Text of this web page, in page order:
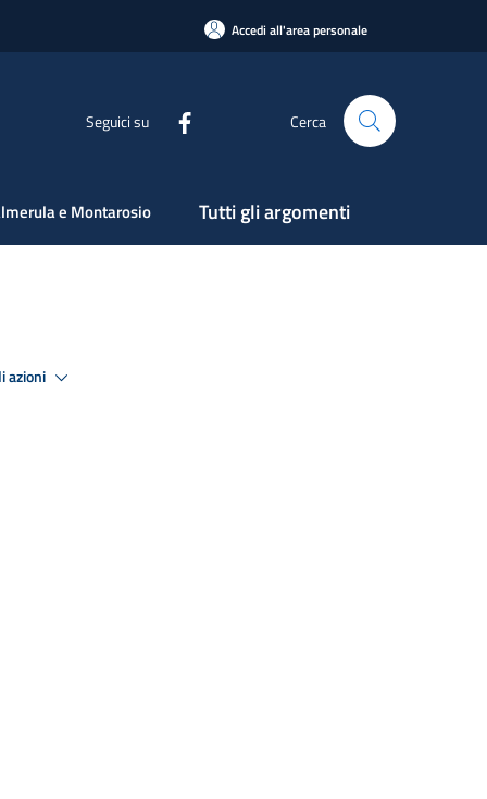
Accedi all'area personale
Seguici su Cerca
e Montarosio Tutti gli argomenti
azioni